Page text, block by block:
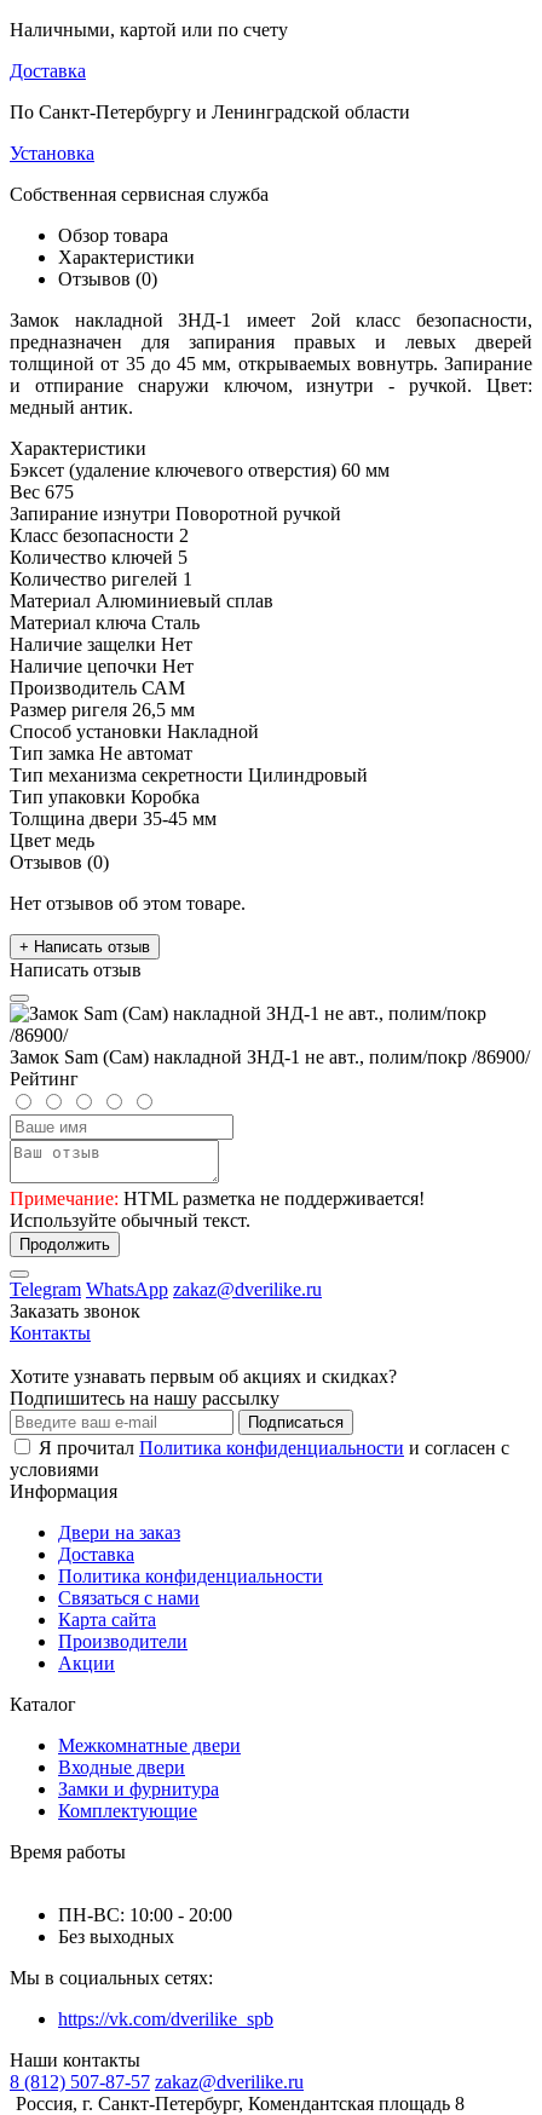
Наличными, картой или по счету
Доставка
По Санкт-Петербургу и Ленинградской области
Установка
Собственная сервисная служба
Обзор товара
Характеристики
Отзывов (0)
Замок накладной ЗНД-1 имеет 2ой класс безопасности,
предназначен для запирания правых и левых дверей
толщиной от 35 до 45 мм, открываемых вовнутрь. Запирание
и отпирание снаружи ключом, изнутри - ручкой. Цвет:
медный антик.
Характеристики
Бэксет (удаление ключевого отверстия) 60 мм
Вес 675
Запирание изнутри Поворотной ручкой
Класс безопасности 2
Количество ключей 5
Количество ригелей 1
Материал Алюминиевый сплав
Материал ключа Сталь
Наличие защелки Нет
Наличие цепочки Нет
Производитель САМ
Размер ригеля 26,5 мм
Способ установки Накладной
Тип замка Не автомат
Тип механизма секретности Цилиндровый
Тип упаковки Коробка
Толщина двери 35-45 мм
Цвет медь
Отзывов (0)
Нет отзывов об этом товаре.
+ Написать отзыв
Написать отзыв
Замок Sam (Сам) накладной ЗНД-1 не авт., полим/покр /86900/
Рейтинг
Примечание: HTML разметка не поддерживается!
Используйте обычный текст.
Продолжить
Telegram WhatsApp zakaz@dverilike.ru
Заказать звонок
Контакты
Хотите узнавать первым об акциях и скидках?
Подпишитесь на нашу рассылку
Подписаться
Я прочитал Политика конфиденциальности и согласен с
условиями
Информация
Двери на заказ
Доставка
Политика конфиденциальности
Связаться с нами
Карта сайта
Производители
Акции
Каталог
Межкомнатные двери
Входные двери
Замки и фурнитура
Комплектующие
Время работы
ПН-ВС: 10:00 - 20:00
Без выходных
Мы в социальных сетях:
https://vk.com/dverilike_spb
Наши контакты
8 (812) 507-87-57 zakaz@dverilike.ru
Россия, г. Санкт-Петербург, Комендантская площадь 8